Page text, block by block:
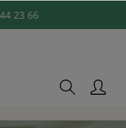
23 66